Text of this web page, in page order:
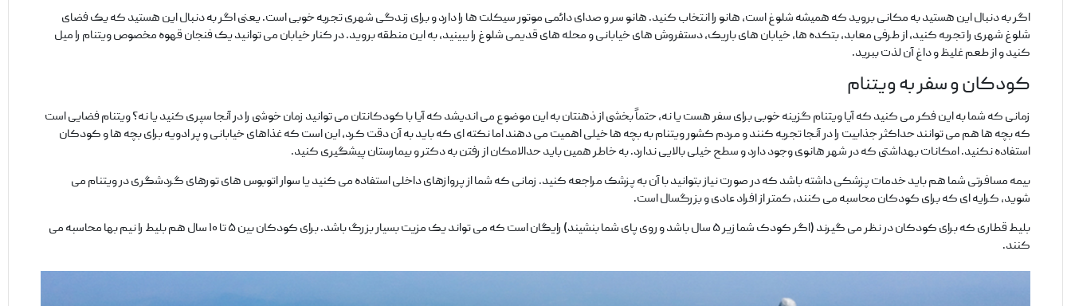
اگر به دنبال این هستید به مکانی بروید که همیشه شلوغ است، هانو را انتخاب کنید. هانو سر و صدای دائمی موتور سیکلت‌ ها را دارد و برای زندگی شهری تجربه خوبی است. یعنی اگر به دنبال این هستید که یک فضای
شلوغ شهری را تجربه کنید، از طرفی معابد، بتکده‌ ها، خیابان‌ های باریک، دستفروش‌ های خیابانی و محله های قدیمی شلوغ را ببینید، به این منطقه بروید. در کنار خیابان می‌ توانید یک فنجان قهوه مخصوص ویتنام را میل
کنید و از طعم غلیظ و داغ آن لذت ببرید.
کودکان و سفر به ویتنام
زمانی که شما به این فکر می‌ کنید که آیا ویتنام گزینه خوبی برای سفر هست یا نه، حتماً بخشی از ذهنتان به این موضوع می‌ اندیشد که آیا با کودکانتان می‌ توانید زمان خوشی را در آنجا سپری کنید یا نه؟ ویتنام فضایی است
که بچه‌ ها هم می‌ توانند حداکثر جذابیت را در آنجا تجربه کنند و مردم کشور ویتنام به بچه‌ ها خیلی اهمیت می‌ دهند اما نکته‌ ای که باید به آن دقت کرد، این است که غذاهای خیابانی و پر ادویه برای بچه‌ ها و کودکان
استفاده نکنید. امکانات بهداشتی که در شهر هانوی وجود دارد و سطح خیلی بالایی ندارد. به خاطر همین باید حدالامکان از رفتن به دکتر و بیمارستان پیشگیری کنید.
بیمه مسافرتی شما هم باید خدمات پزشکی داشته باشد که در صورت نیاز بتوانید با آن به پزشک مراجعه کنید. زمانی که شما از پروازهای داخلی استفاده می‌ کنید یا سوار اتوبوس‌ های تورهای گردشگری در ویتنام می‌
شوید، کرایه ای که برای کودکان محاسبه می‌ کنند، کمتر از افراد عادی و بزرگسال است.
بلیط قطاری که برای کودکان در نظر می‌ گیرند (اگر کودک شما زیر ۵ سال باشد و روی پای شما بنشیند) رایگان است که می‌ تواند یک مزیت بسیار بزرگ باشد. برای کودکان بین ۵ تا ۱۰ سال هم بلیط را نیم بها محاسبه می‌
کنند.